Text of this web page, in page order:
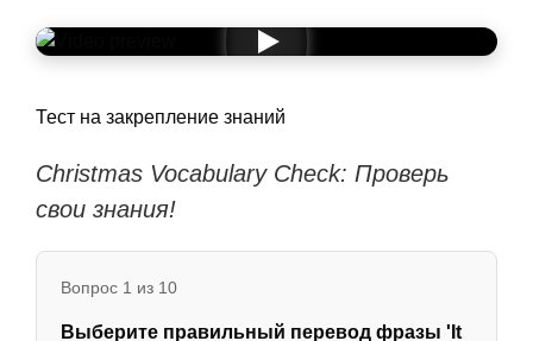
Тест на закрепление знаний
Christmas Vocabulary Check: Проверь
свои знания!
Вопрос 1 из 10
Выберите правильный перевод фразы 'It